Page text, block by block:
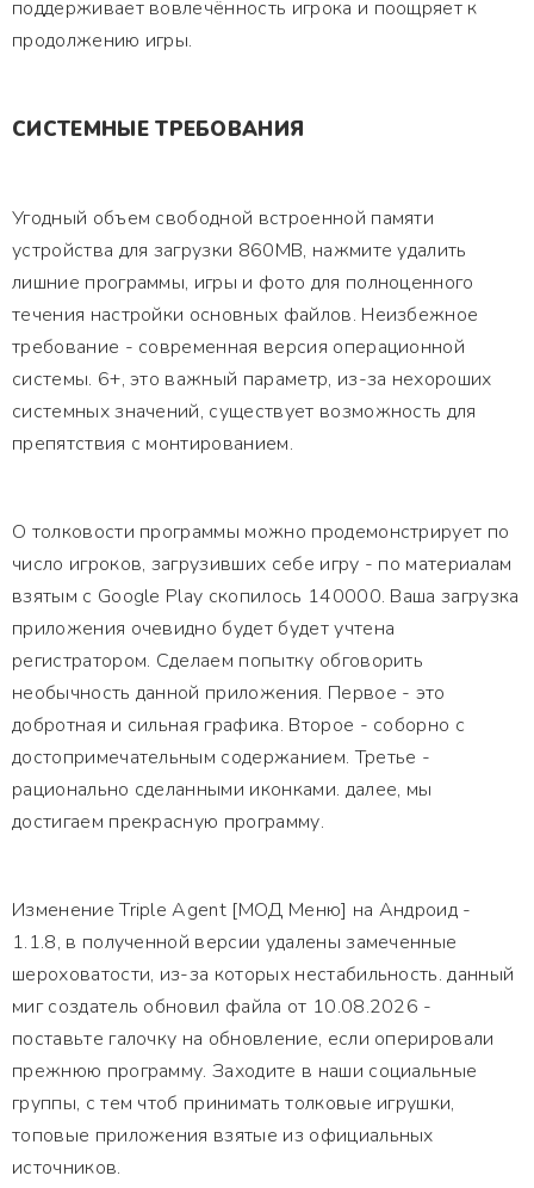
поддерживает вовлечённость игрока и поощряет к
продолжению игры.
СИСТЕМНЫЕ ТРЕБОВАНИЯ
Угодный объем свободной встроенной памяти
устройства для загрузки 860MB, нажмите удалить
лишние программы, игры и фото для полноценного
течения настройки основных файлов. Неизбежное
требование - современная версия операционной
системы. 6+, это важный параметр, из-за нехороших
системных значений, существует возможность для
препятствия с монтированием.
О толковости программы можно продемонстрирует по
число игроков, загрузивших себе игру - по материалам
взятым с Google Play скопилось 140000. Ваша загрузка
приложения очевидно будет будет учтена
регистратором. Сделаем попытку обговорить
необычность данной приложения. Первое - это
добротная и сильная графика. Второе - соборно с
достопримечательным содержанием. Третье -
рационально сделанными иконками. далее, мы
достигаем прекрасную программу.
Изменение Triple Agent [МОД Меню] на Андроид -
1.1.8, в полученной версии удалены замеченные
шероховатости, из-за которых нестабильность. данный
миг создатель обновил файла от 10.08.2026 -
поставьте галочку на обновление, если оперировали
прежнюю программу. Заходите в наши социальные
группы, с тем чтоб принимать толковые игрушки,
топовые приложения взятые из официальных
источников.